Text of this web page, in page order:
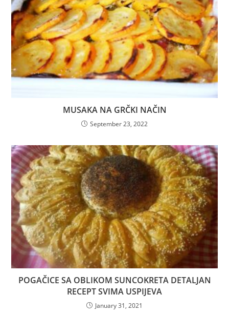
MUSAKA NA GRČKI NAČIN
September 23, 2022
POGAČICE SA OBLIKOM SUNCOKRETA DETALJAN
RECEPT SVIMA USPIJEVA
January 31, 2021